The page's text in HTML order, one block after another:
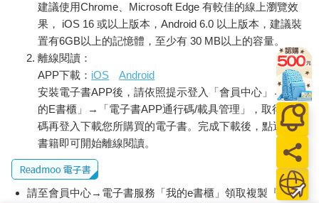
建議使用Chrome、Microsoft Edge 有較佳的線上瀏覽效
果， iOS 16 或以上版本，Android 6.0 以上版本，建議裝
置有6GB以上的記憶體，至少有 30 MB以上的容量。
離線閱讀：
APP下載： iOS
Android
安裝電子書APP後，請依照提示登入「會員中心」→「我
的E書櫃」→「電子書APP通行碼/載具管理」，取得通行
碼再登入下載您所購買的電子書。完成下載後，點選任一
書籍即可開始離線閱讀。
請至會員中心→電子書服務「我的e書櫃」領取複製『兌換